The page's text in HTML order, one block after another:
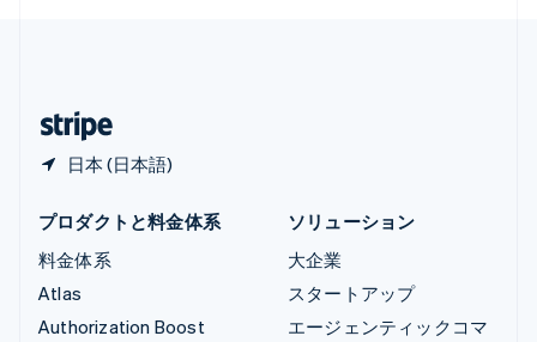
日本 (日本語)
プロダクトと料金体系
料金体系
Atlas
Authorization Boost
ソリューション
大企業
スタートアップ
エージェンティックコマ